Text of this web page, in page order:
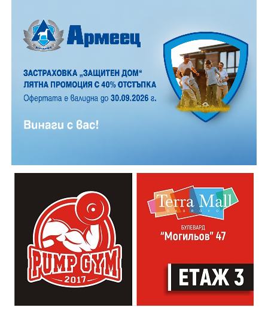
12 АВГУСТ (сряда)
19:00ч. „Книга за книга“ – донеси книга, вземи си
друга, обсъди заглавия и автори с други читатели
20:00ч. Концерт на група МОЛЕЦ, GoGo,
Zov&Vakavliev, Toria
21:30ч. Коктейли и музика
които свират на китара, да се включат – независимо
от професионалното им ниво. Събитието е различно
– то не е концерт, а споделено преживяване, в което
всеки участва по свой начин. Няма сцена или
официална програма, няма предварително обявени
изпълнители и разделение между публика и
артисти. Всеки е добре дошъл да пее, свири или
просто да преживее звездопад, изпълнен с музика,
падащи звезди и желания.